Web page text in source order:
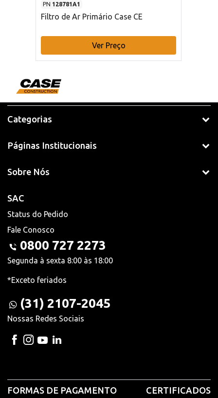
PN 128781A1
Filtro de Ar Primário Case CE
Ver Preço
Categorias
Páginas Institucionais
Sobre Nós
SAC
Status do Pedido
Fale Conosco
0800 727 2273
Segunda à sexta 8:00 às 18:00
*Exceto feriados
(31) 2107-2045
Nossas Redes Sociais
FORMAS DE PAGAMENTO CERTIFICADOS